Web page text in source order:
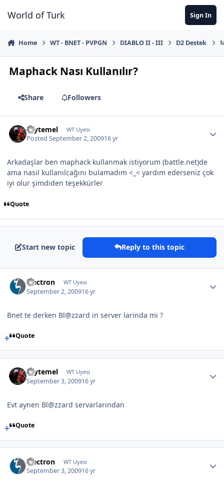
World of Turk Sign In
Home WT - BNET - PVPGN DIABLO II - III D2 Destek
Maphack Nası Kullanılır?
Share Followers
caytemel WT Uyesi
PostedSeptember 2, 200916 yr
Arkadaşlar ben maphack kullanmak istiyorum (battle.net)de
ama nasıl kullanılcağını bulamadım <_< yardım ederseniz çok
iyi olur şimdiden teşekkürler
Quote
Start new topic Reply to this topic
electron WT Uyesi
September 2, 200916 yr
Bnet te derken Bl@zzard in server larinda mi ?
Quote
caytemel WT Uyesi
September 3, 200916 yr
Evt aynen Bl@zzard servarlarından
Quote
electron WT Uyesi
September 3, 200916 yr